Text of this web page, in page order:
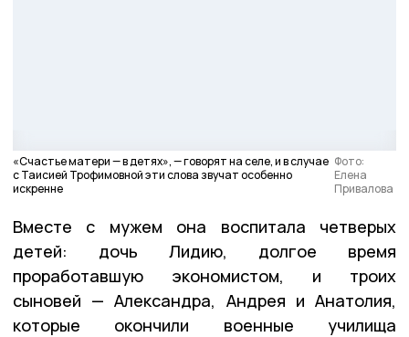
«Счастье матери — в детях», — говорят на селе, и в случае
с Таисией Трофимовной эти слова звучат особенно
искренне
Фото:
Елена
Привалова
Вместе с мужем она воспитала четверых
детей: дочь Лидию, долгое время
проработавшую экономистом, и троих
сыновей — Александра, Андрея и Анатолия,
которые окончили военные училища